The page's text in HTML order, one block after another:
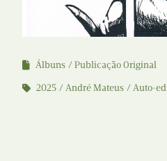
Álbuns
Publicação Original
2025
André Mateus Auto-